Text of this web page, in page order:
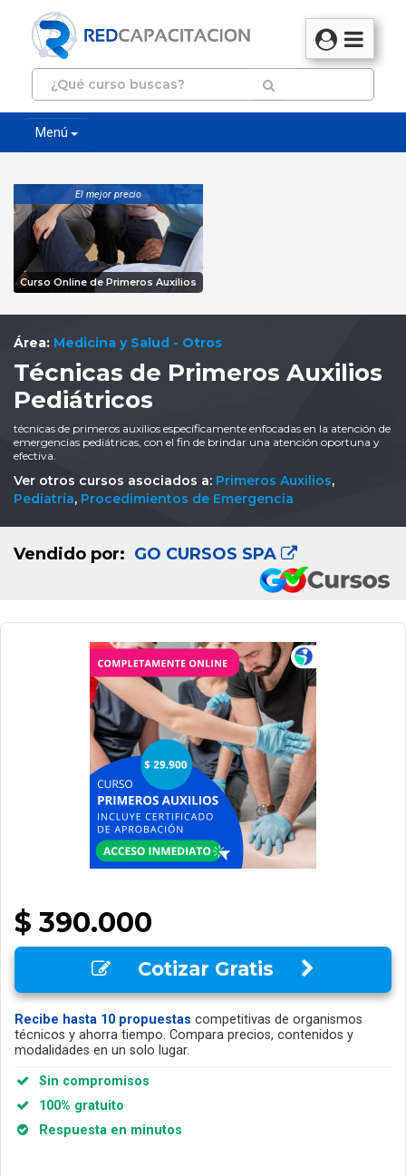
Menú
El mejor precio
Curso Online de Primeros Auxilios
Área: Medicina y Salud - Otros
Técnicas de Primeros Auxilios
Pediátricos
técnicas de primeros auxilios específicamente enfocadas en la atención de
emergencias pediátricas, con el fin de brindar una atención oportuna y
efectiva.
Ver otros cursos asociados a: Primeros Auxilios,
Pediatría, Procedimientos de Emergencia
Vendido por: GO CURSOS SPA
$ 390.000
Cotizar Gratis
Recibe hasta 10 propuestas competitivas de organismos
técnicos y ahorra tiempo. Compara precios, contenidos y
modalidades en un solo lugar.
Sin compromisos
100% gratuito
Respuesta en minutos